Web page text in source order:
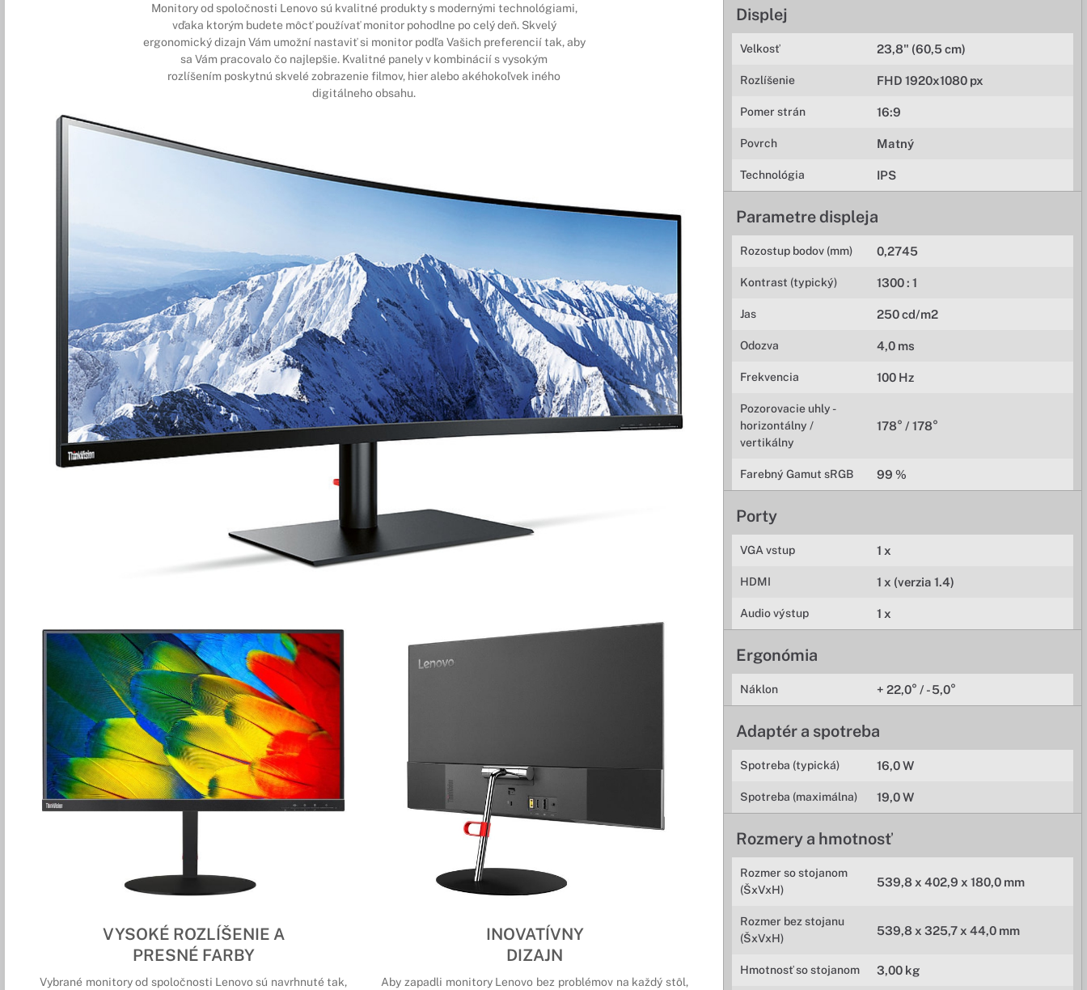
Displej
Velkosť 23,8" (60,5 cm)
Rozlíšenie FHD 1920x1080 px
Pomer strán 16:9
Povrch Matný
Technológia IPS
Parametre displeja
Rozostup bodov (mm) 0,2745
Kontrast (typický) 1300 : 1
Jas 250 cd/m2
Odozva 4,0 ms
Frekvencia 100 Hz
Pozorovacie uhly -
horizontálny /
vertikálny
178° / 178°
Farebný Gamut sRGB 99 %
Porty
VGA vstup 1 x
HDMI 1 x (verzia 1.4)
Audio výstup 1 x
Ergonómia
Náklon + 22,0° / - 5,0°
Adaptér a spotreba
Spotreba (typická) 16,0 W
Spotreba (maximálna) 19,0 W
Rozmery a hmotnosť
Rozmer so stojanom
(ŠxVxH)
539,8 x 402,9 x 180,0 mm
Rozmer bez stojanu
(ŠxVxH)
539,8 x 325,7 x 44,0 mm
Hmotnosť so stojanom 3,00 kg
Monitory od spoločnosti Lenovo sú kvalitné produkty s modernými technológiami,
vďaka ktorým budete môcť používať monitor pohodlne po celý deň. Skvelý
ergonomický dizajn Vám umožní nastaviť si monitor podľa Vašich preferencií tak, aby
sa Vám pracovalo čo najlepšie. Kvalitné panely v kombinácií s vysokým
rozlíšením poskytnú skvelé zobrazenie filmov, hier alebo akéhokoľvek iného
digitálneho obsahu.
VYSOKÉ ROZLÍŠENIE A
PRESNÉ FARBY
Vybrané monitory od spoločnosti Lenovo sú navrhnuté tak,
INOVATÍVNY
DIZAJN
Aby zapadli monitory Lenovo bez problémov na každý stôl,